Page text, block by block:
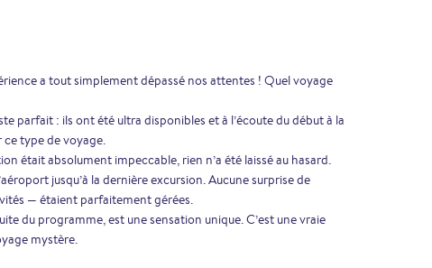
a tout simplement dépassé nos attentes ! Quel voyage
parfait : ils ont été ultra disponibles et à l’écoute du début à la
type de voyage.
était absolument impeccable, rien n’a été laissé au hasard.
jusqu’à la dernière excursion. Aucune surprise de
— étaient parfaitement gérées.
du programme, est une sensation unique. C’est une vraie
mystère.